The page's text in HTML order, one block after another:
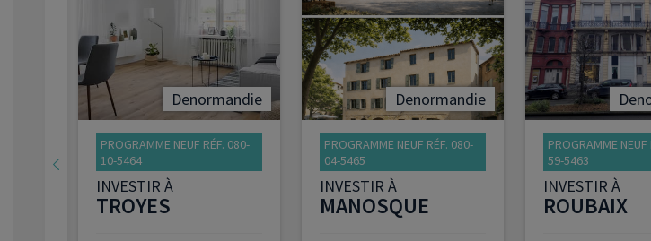
Denormandie
PROGRAMME NEUF RÉF. 080-
10-5464
INVESTIR À
TROYES
Denormandie
PROGRAMME NEUF RÉF. 080-
04-5465
INVESTIR À
MANOSQUE
PROGRAMME NEUF
59-5463
INVESTIR À
ROUBAIX